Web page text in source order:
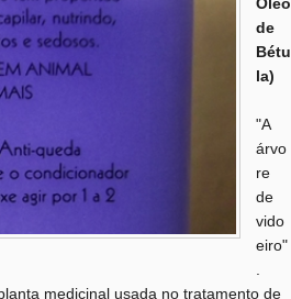
de
Bétu
la)
"A
árvo
re
de
vido
eiro"
medicinal usada no tratamento de